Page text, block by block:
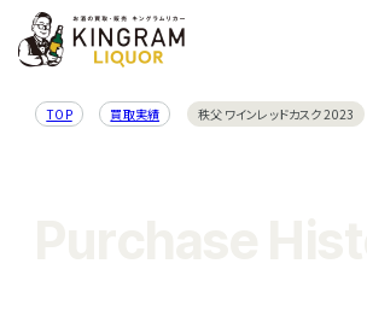
TOP 買取実績 秩父 ワインレッドカスク 2023